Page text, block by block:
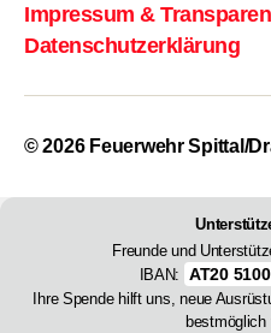
Impressum &
Datenschutzerklärung
© 2026 Feuerwehr Spittal/
Freunde und
IBAN: AT20
Ihre Spende hilft uns, neue
bestmöglich